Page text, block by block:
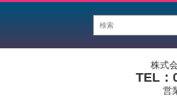
株式
TEL：
営